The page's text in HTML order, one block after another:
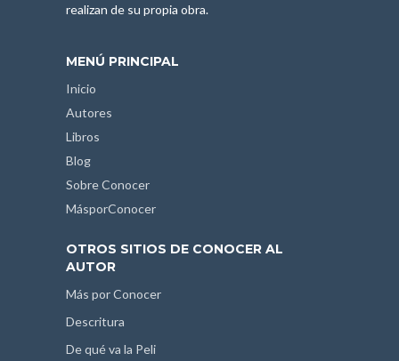
realizan de su propia obra.
MENÚ PRINCIPAL
Inicio
Autores
Libros
Blog
Sobre Conocer
MásporConocer
OTROS SITIOS DE CONOCER AL
AUTOR
Más por Conocer
Descritura
De qué va la Peli